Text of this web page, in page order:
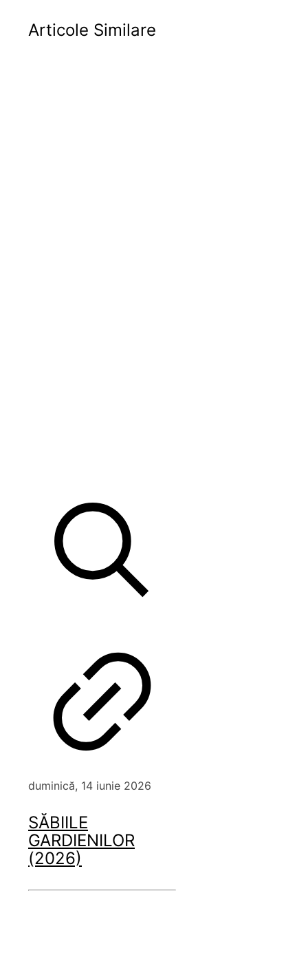
Articole Similare
duminică, 14 iunie 2026
SĂBIILE
GARDIENILOR
(2026)